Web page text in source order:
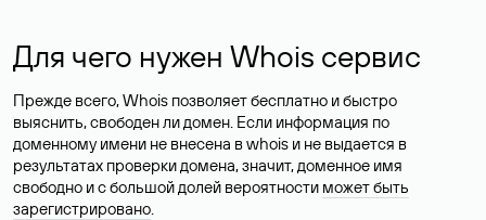
Для чего нужен Whois сервис
Прежде всего, Whois позволяет бесплатно и быстро
выяснить, свободен ли домен. Если информация по
доменному имени не внесена в whois и не выдается в
результатах проверки домена, значит, доменное имя
свободно и с большой долей вероятности может быть
зарегистрировано.